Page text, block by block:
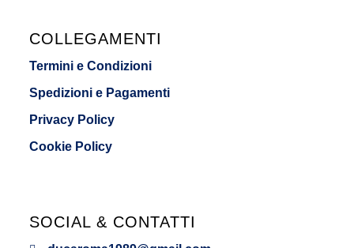
COLLEGAMENTI
Termini e Condizioni
Spedizioni e Pagamenti
Privacy Policy
Cookie Policy
SOCIAL & CONTATTI